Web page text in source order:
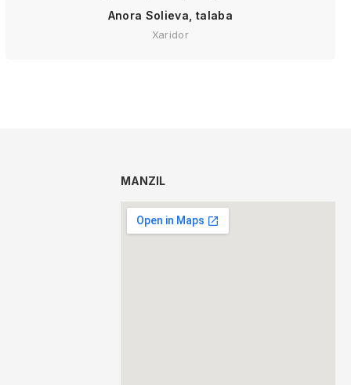
Anora Solieva, talaba
Xaridor
MANZIL